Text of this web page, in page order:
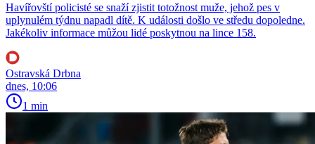
Havířovští policisté se snaží zjistit totožnost muže, jehož pes v
uplynulém týdnu napadl dítě. K události došlo ve středu dopoledne.
Jakékoliv informace můžou lidé poskytnou na lince 158.
Ostravská Drbna
dnes, 10:06
1 min